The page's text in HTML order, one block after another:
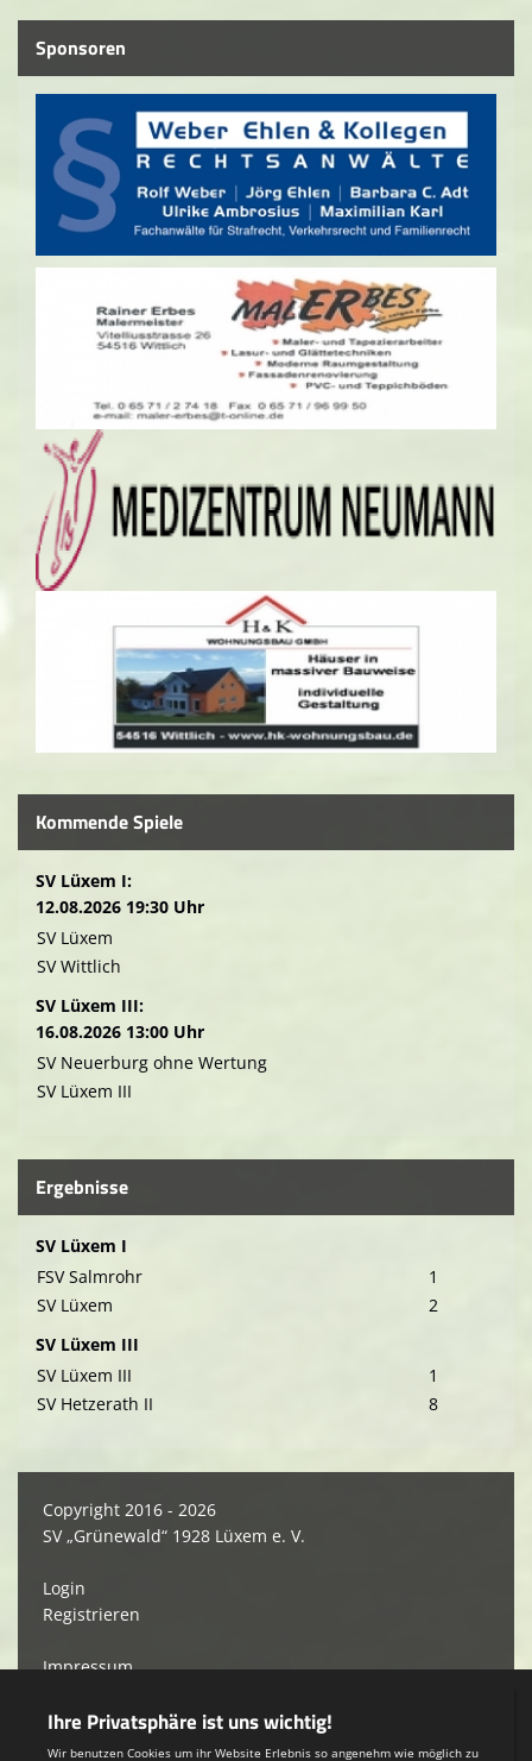
Sponsoren
Kommende Spiele
SV Lüxem I:
12.08.2026 19:30 Uhr
SV Lüxem
SV Wittlich
SV Lüxem III:
16.08.2026 13:00 Uhr
SV Neuerburg ohne Wertung
SV Lüxem III
Ergebnisse
SV Lüxem I
FSV Salmrohr
1
SV Lüxem
2
SV Lüxem III
SV Lüxem III
1
SV Hetzerath II
8
Copyright 2016 - 2026
SV „Grünewald“ 1928 Lüxem e. V.
Login
Registrieren
Impressum
Teamsports 2